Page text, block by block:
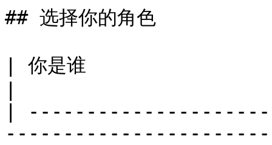
## 选择你的角色
| 你是谁
|